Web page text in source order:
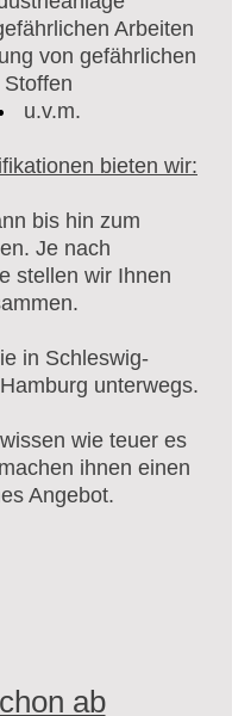
Arbeiten
von gefährlichen
Stoffen
u.v.m.
bieten wir:
bis hin zum
Je nach
stellen wir Ihnen
in Schleswig-
unterwegs.
wie teuer es
ihnen einen
Angebot.
ab